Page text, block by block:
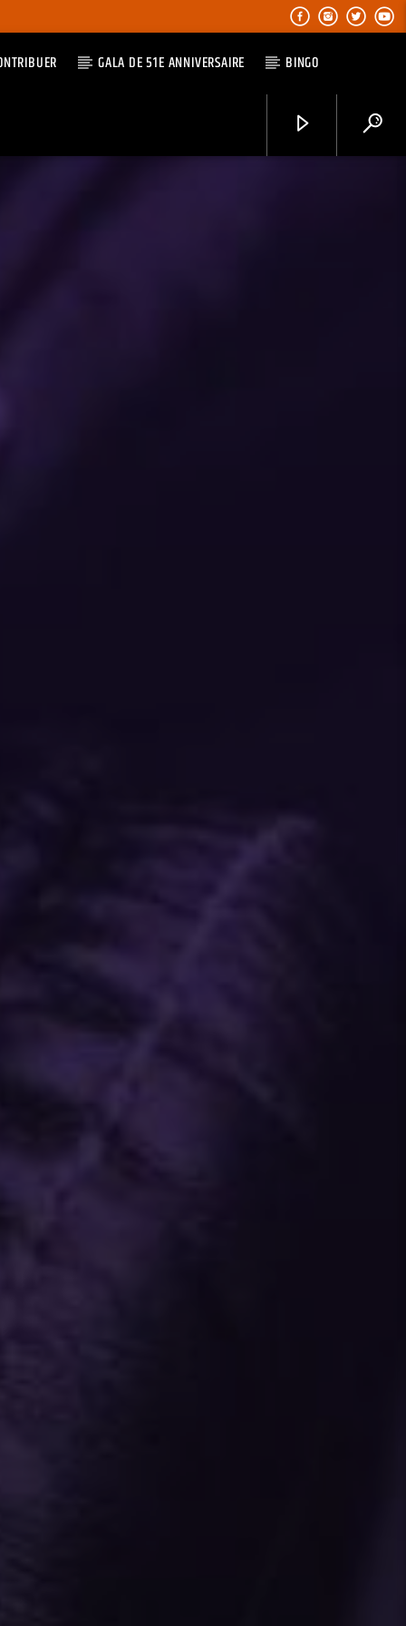
GALA DE 51E ANNIVERSAIRE BINGO